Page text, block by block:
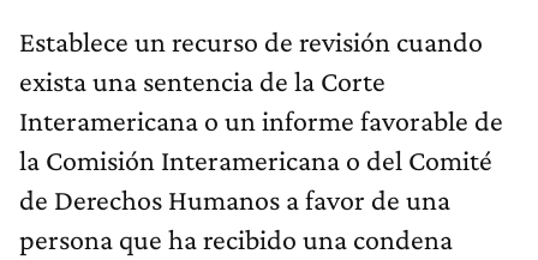
Establece un recurso de revisión cuando
exista una sentencia de la Corte
Interamericana o un informe favorable de
la Comisión Interamericana o del Comité
de Derechos Humanos a favor de una
persona que ha recibido una condena